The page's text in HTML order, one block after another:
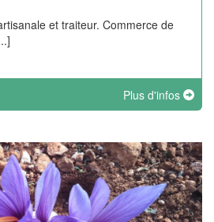
et traiteur. Commerce de
Plus d'infos